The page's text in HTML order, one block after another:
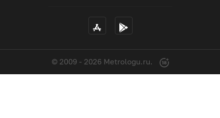
© 2009 - 2026 Metrologu.ru.